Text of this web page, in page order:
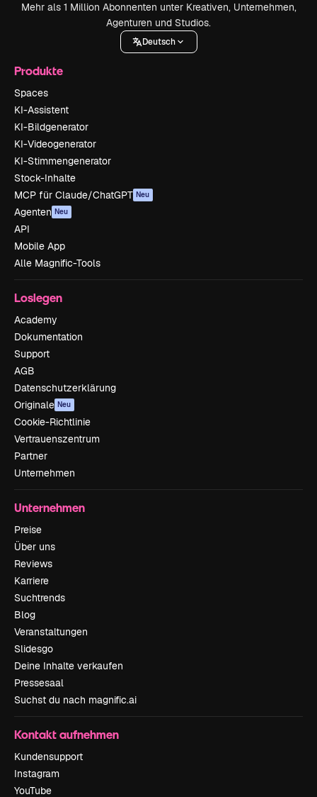
Mehr als 1 Million Abonnenten unter Kreativen, Unternehmen,
Agenturen und Studios.
Deutsch
Produkte
Spaces
KI-Assistent
KI-Bildgenerator
KI-Videogenerator
KI-Stimmengenerator
Stock-Inhalte
MCP für Claude/ChatGPT Neu
Agenten Neu
API
Mobile App
Alle Magnific-Tools
Loslegen
Academy
Dokumentation
Support
AGB
Datenschutzerklärung
Originale Neu
Cookie-Richtlinie
Vertrauenszentrum
Partner
Unternehmen
Unternehmen
Preise
Über uns
Reviews
Karriere
Suchtrends
Blog
Veranstaltungen
Slidesgo
Deine Inhalte verkaufen
Pressesaal
Suchst du nach magnific.ai
Kontakt aufnehmen
Kundensupport
Instagram
YouTube